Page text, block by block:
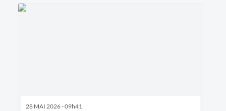
28 MAI 2026 - 09h41